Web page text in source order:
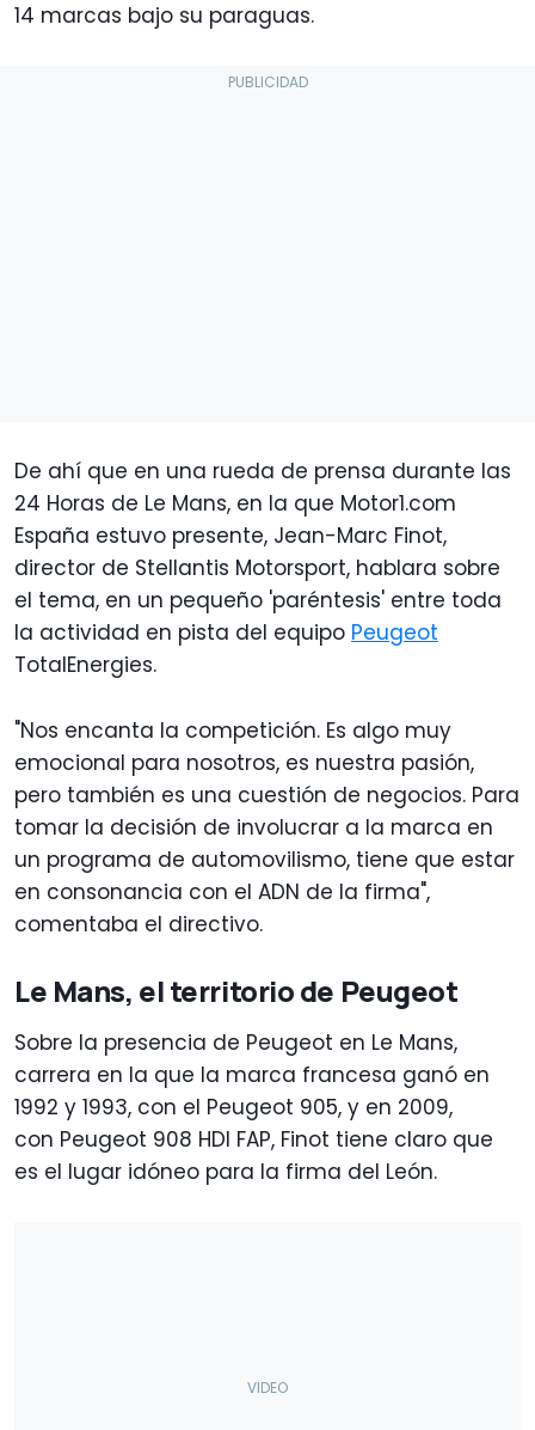
14 marcas bajo su paraguas.
De ahí que en una rueda de prensa durante las
24 Horas de Le Mans, en la que Motor1.com
España estuvo presente, Jean-Marc Finot,
director de Stellantis Motorsport, hablara sobre
el tema, en un pequeño 'paréntesis' entre toda
la actividad en pista del equipo Peugeot
TotalEnergies.
"Nos encanta la competición. Es algo muy
emocional para nosotros, es nuestra pasión,
pero también es una cuestión de negocios. Para
tomar la decisión de involucrar a la marca en
un programa de automovilismo, tiene que estar
en consonancia con el ADN de la firma",
comentaba el directivo.
Le Mans, el territorio de Peugeot
Sobre la presencia de Peugeot en Le Mans,
carrera en la que la marca francesa ganó en
1992 y 1993, con el Peugeot 905, y en 2009,
con Peugeot 908 HDI FAP, Finot tiene claro que
es el lugar idóneo para la firma del León.